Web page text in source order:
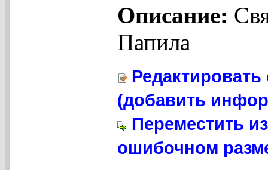
Описание:
Папила
(добавить
Переместить
ошибочном